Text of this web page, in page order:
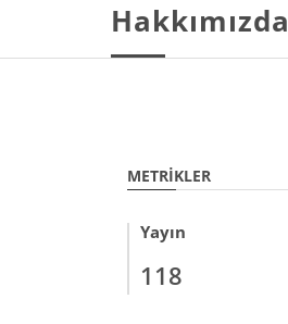
Hakkımızda
METRIKLER
Yayın
118